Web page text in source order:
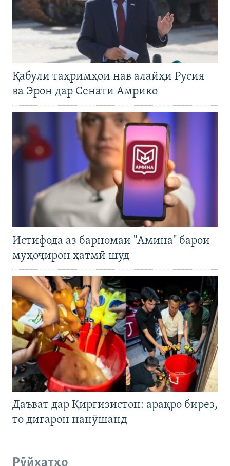
Қабули таҳримҳои нав алайҳи Русия
ва Эрон дар Сенати Амрико
Истифода аз барномаи "Амина" барои
муҳоҷирон ҳатмӣ шуд
Даъват дар Қирғизистон: арақро бирез,
то дигарон нанӯшанд
Рӯйхатҳо